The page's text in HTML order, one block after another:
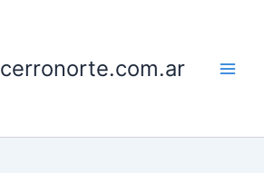
cerronorte.com.ar